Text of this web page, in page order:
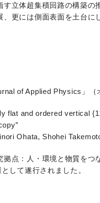
立体超集積回路の構築
更には側面表面を土台
of Applied Physics」（
flat and ordered vertical
Ohata, Shohei
点：人・環境と物質を
して遂行されました。